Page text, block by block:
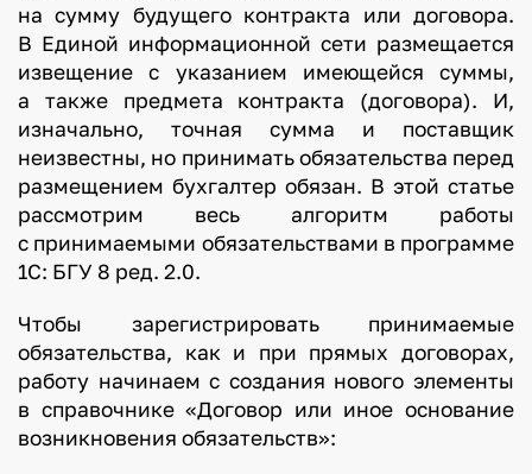
на сумму будущего контракта или договора.
В Единой информационной сети размещается
извещение с указанием имеющейся суммы,
а также предмета контракта (договора). И,
изначально, точная сумма и поставщик
неизвестны, но принимать обязательства перед
размещением бухгалтер обязан. В этой статье
рассмотрим весь алгоритм работы
с принимаемыми обязательствами в программе
1С: БГУ 8 ред. 2.0.
Чтобы зарегистрировать принимаемые
обязательства, как и при прямых договорах,
работу начинаем с создания нового элементы
в справочнике «Договор или иное основание
возникновения обязательств»: